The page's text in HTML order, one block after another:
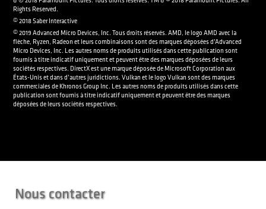
Rights Reserved.
© 2018 Saber Interactive
© 2019 Advanced Micro Devices, Inc. Tous droits réservés. AMD, le logo AMD avec la
flèche, Ryzen, Radeon et leurs combinaisons sont des marques déposées d’Advanced
Micro Devices, Inc. Les autres noms de produits utilisés dans cette publication sont
fournis à titre indicatif uniquement et peuvent être des marques déposées de leurs
sociétés respectives. DirectX est une marque déposée de Microsoft Corporation aux
États-Unis et dans d’autres juridictions. Vulkan et le logo Vulkan sont des marques
commerciales de Khronos Group Inc. Les autres noms de produits utilisés dans cette
publication sont fournis à titre indicatif uniquement et peuvent être des marques
déposées de leurs sociétés respectives.
Nous contacter